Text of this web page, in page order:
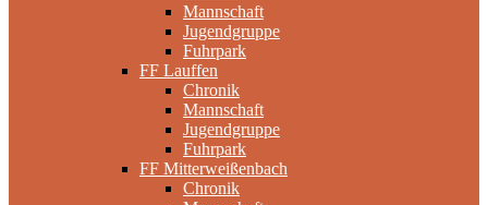
Mannschaft
Jugendgruppe
Fuhrpark
FF Lauffen
Chronik
Mannschaft
Jugendgruppe
Fuhrpark
FF Mitterweißenbach
Chronik